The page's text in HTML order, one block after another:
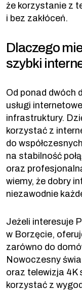
że korzystanie z
i bez zakłóceń.
Dlaczego
szybki
Od ponad dwóch
usługi
infrastruktury.
korzystać z
do
na stabilność
oraz
wiemy, że dobry
niezawodnie
Jeżeli interesuje
w Borzęcie,
zarówno do
Nowoczesny
oraz telewizja 4K
korzystać z